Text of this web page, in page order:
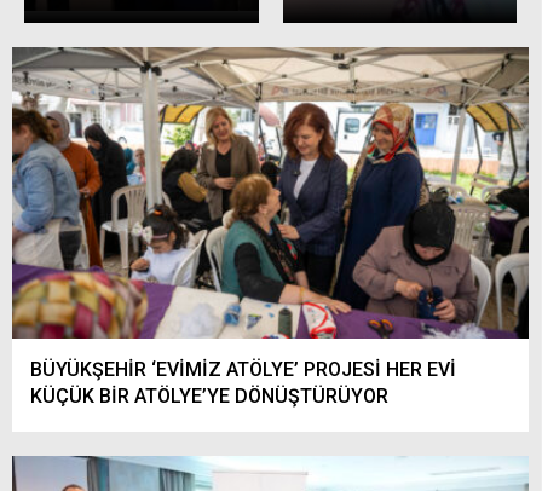
BÜYÜKŞEHİR ‘EVİMİZ ATÖLYE’ PROJESİ HER EVİ
KÜÇÜK BİR ATÖLYE’YE DÖNÜŞTÜRÜYOR